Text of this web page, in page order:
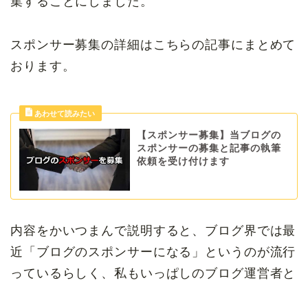
スポンサー募集の詳細はこちらの記事にまとめて
おります。
【スポンサー募集】当ブログの
スポンサーの募集と記事の執筆
依頼を受け付けます
内容をかいつまんで説明すると、ブログ界では最
近「ブログのスポンサーになる」というのが流行
っているらしく、私もいっぱしのブログ運営者と